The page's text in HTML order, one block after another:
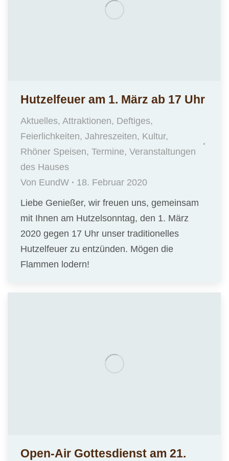
Hutzelfeuer am 1. März ab 17 Uhr
Aktuelles, Attraktionen, Deftiges,
Feierlichkeiten, Jahreszeiten, Kultur,
Rhöner Speisen, Termine, Veranstaltungen
des Hauses
Von EundW
18. Februar 2020
Liebe Genießer, wir freuen uns, gemeinsam
mit Ihnen am Hutzelsonntag, den 1. März
2020 gegen 17 Uhr unser traditionelles
Hutzelfeuer zu entzünden. Mögen die
Flammen lodern!
Open-Air Gottesdienst am 21.